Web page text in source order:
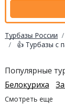
Турбазы России
👍 Турбазы с
Популярные
Белокуриха
Смотреть еще
Красноборский